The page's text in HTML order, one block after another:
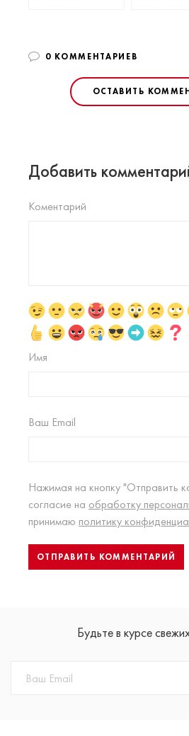
0 КОММЕНТАРИЕВ
ОСТАВИТЬ
Добавить
Коментарий
Имя
Ваш Email
Нажимая на кнопку "Отправить
согласие на обработку
принимаю политику
Будьте в курсе